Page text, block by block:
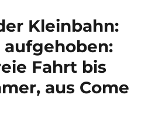
Kleinbahn:
Fahrt bis
aus Come